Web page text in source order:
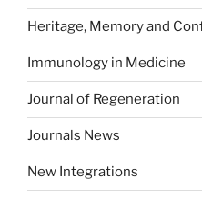
Heritage, Memory and
Immunology in Medicine
Journal of Regeneration
Journals News
New Integrations